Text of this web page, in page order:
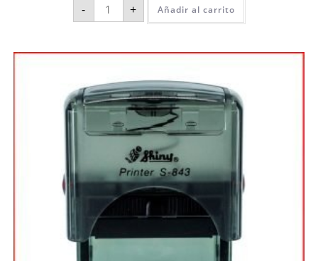
- + Añadir al carrito